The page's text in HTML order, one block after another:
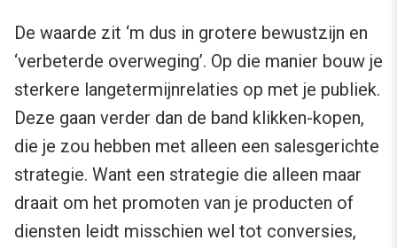
De waarde zit ‘m dus in grotere bewustzijn en
‘verbeterde overweging’. Op die manier bouw je
sterkere langetermijnrelaties op met je publiek.
Deze gaan verder dan de band klikken-kopen,
die je zou hebben met alleen een salesgerichte
strategie. Want een strategie die alleen maar
draait om het promoten van je producten of
diensten leidt misschien wel tot conversies,